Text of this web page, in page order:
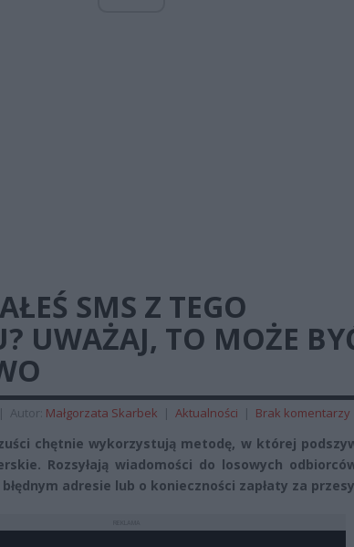
SMS Z TEGO
UWAŻAJ, TO MOŻE
| Autor: Małgorzata Skarbek | Aktualności | Brak komentarzy
chętnie wykorzystują metodę, w której
Rozsyłają wiadomości do losowych
adresie lub o konieczności zapłaty za